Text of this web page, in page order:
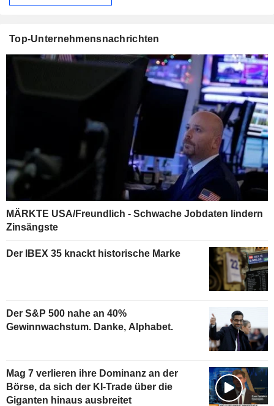
Top-Unternehmensnachrichten
MÄRKTE USA/Freundlich - Schwache Jobdaten lindern
Zinsängste
Der IBEX 35 knackt historische Marke
Der S&P 500 nahe an 40%
Gewinnwachstum. Danke, Alphabet.
Mag 7 verlieren ihre Dominanz an der
Börse, da sich der KI-Trade über die
Giganten hinaus ausbreitet